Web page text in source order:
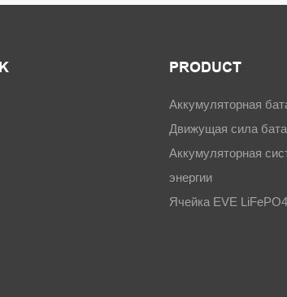
PRODUCT
Аккумуляторная
Движущая сила
Аккумуляторная
энергии
Ячейка EVE LiFePO4